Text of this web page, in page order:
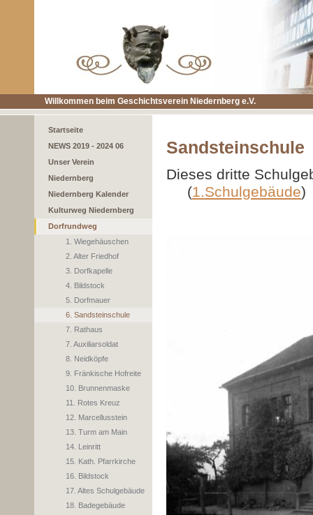
Willkommen beim Geschichtsverein Niedernberg e.V.
Startseite
NEWS 2019 - 2024 06
Unser Verein
Niedernberg
Niedernberg Kalender
Kulturweg Niedernberg
Dorfrundweg
1. Wiegehäuschen
2. Alter Friedhof
3. Dorfkapelle
4. Bildstock
5. Dorfmauer
6. Sandsteinschule
7. Rathaus
7. Auxiliarsoldat
8. Neidköpfe
9. Fränkische Hofreite
10. Brunnenmaske
11. Rotes Kreuz
12. Marcellusstein
13. Turm am Main
14. Leinritt
15. Kath. Pfarrkirche
16. Bildstock
17. Altes Schulgebäude
18. Badegebäude
Sandsteinschule
Dieses dritte
(1.Schulgebäude)